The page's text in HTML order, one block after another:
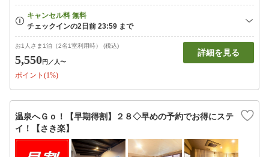
お1人さま1泊（2名1室利用時） (税込)
5,550円 ／人〜
ポイント(1%)
詳細を見る
温泉へＧｏ！【早期得割】２８◇早めの予約でお得にステ
イ！【さき楽】